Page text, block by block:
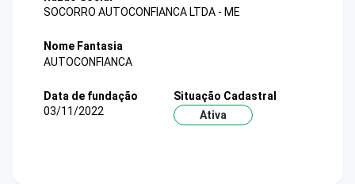
SOCORRO AUTOCONFIANCA LTDA - ME
Nome Fantasia
AUTOCONFIANCA
Data de fundação
03/11/2022
Situação Cadastral
Ativa